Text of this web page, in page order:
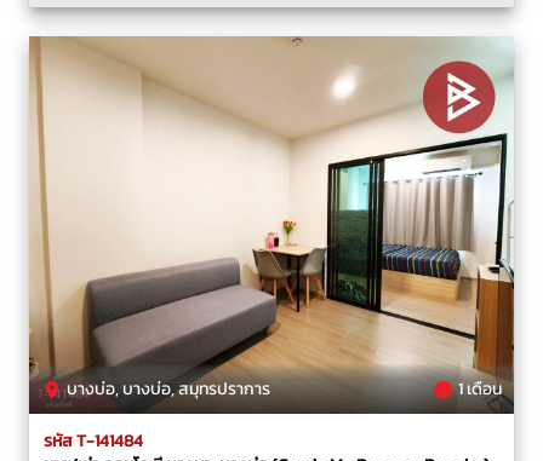
บางบ่อ, บางบ่อ, สมุทรปราการ 1 เดือน
รหัส T-141484